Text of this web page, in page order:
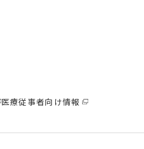
医療従事者向け情報